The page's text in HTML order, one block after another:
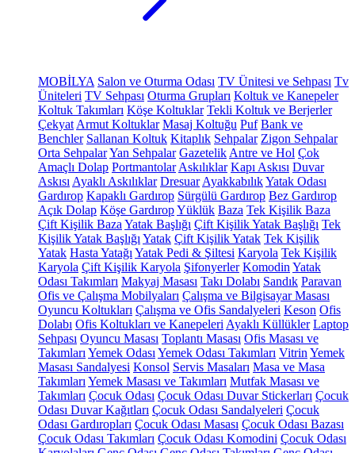
MOBİLYA Salon ve Oturma Odası TV Ünitesi ve Sehpası Tv
Üniteleri TV Sehpası Oturma Grupları Koltuk ve Kanepeler
Koltuk Takımları Köşe Koltuklar Tekli Koltuk ve Berjerler
Çekyat Armut Koltuklar Masaj Koltuğu Puf Bank ve
Benchler Sallanan Koltuk Kitaplık Sehpalar Zigon Sehpalar
Orta SehpalarYan Sehpalar Gazetelik Antre ve Hol Çok
Amaçlı Dolap Portmantolar Askılıklar Kapı Askısı Duvar
Askısı Ayaklı Askılıklar Dresuar AyakkabılıkYatak Odası
Gardırop Kapaklı Gardırop Sürgülü Gardırop Bez Gardırop
Açık Dolap Köşe GardıropYüklük Baza Tek Kişilik Baza
Çift Kişilik Baza Yatak Başlığı Çift Kişilik Yatak Başlığı Tek
Kişilik Yatak Başlığı Yatak Çift Kişilik Yatak Tek Kişilik
Yatak Hasta Yatağı Yatak Pedi & Şiltesi Karyola Tek Kişilik
Karyola Çift Kişilik Karyola Şifonyerler Komodin Yatak
Odası Takımları Makyaj Masası Takı Dolabı Sandık Paravan
Ofis ve Çalışma Mobilyaları Çalışma ve Bilgisayar Masası
Oyuncu Koltukları Çalışma ve Ofis Sandalyeleri Keson Ofis
Dolabı Ofis Koltukları ve Kanepeleri Ayaklı Küllükler Laptop
Sehpası Oyuncu Masası Toplantı Masası Ofis Masası ve
Takımları Yemek Odası Yemek Odası Takımları Vitrin Yemek
Masası Sandalyesi Konsol Servis Masaları Masa ve Masa
Takımları Yemek Masası ve Takımları Mutfak Masası ve
Takımları Çocuk Odası Çocuk Odası Duvar Stickerları Çocuk
Odası Duvar Kağıtları Çocuk Odası Sandalyeleri Çocuk
Odası Gardıropları Çocuk Odası Masası Çocuk Odası Bazası
Çocuk Odası Takımları Çocuk Odası Komodini Çocuk Odası